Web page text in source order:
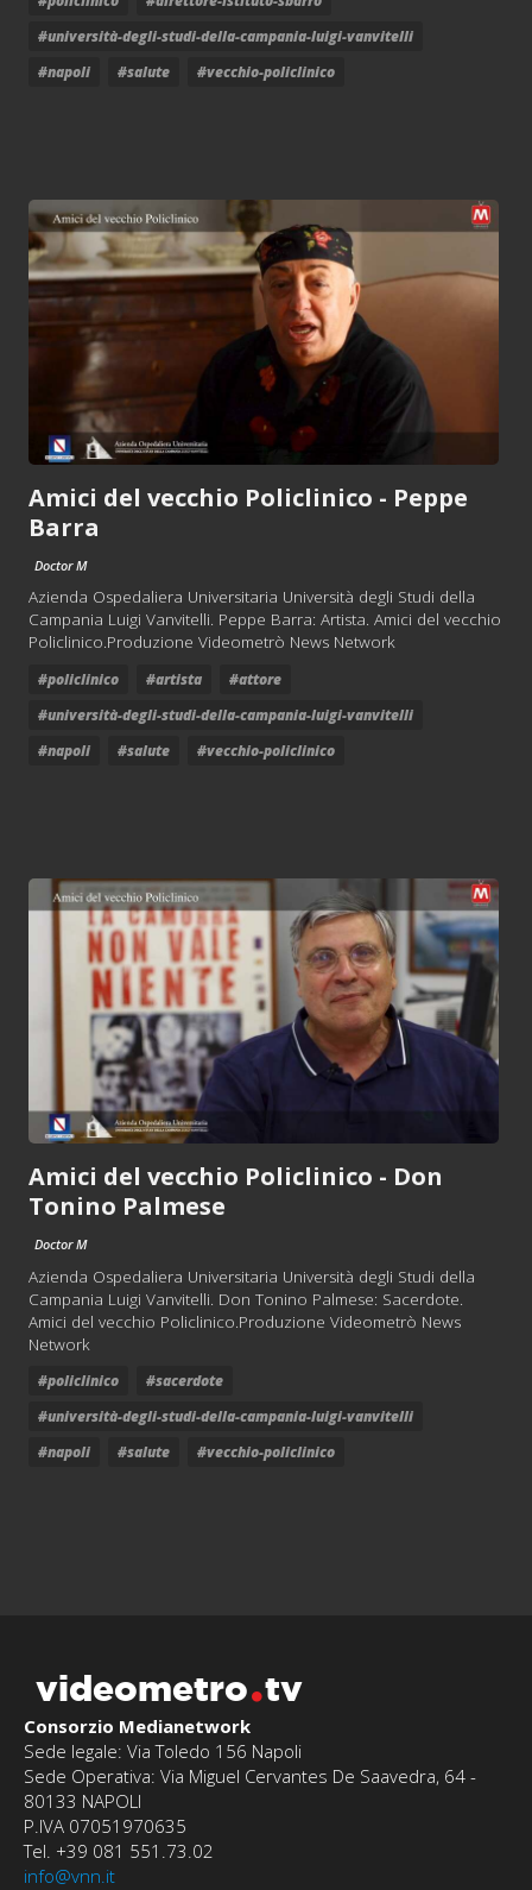
#università-degli-studi-della-campania-luigi-vanvitelli
#napoli
#salute #vecchio-policlinico
Amici del vecchio Policlinico - Peppe
Barra
Doctor M
Azienda Ospedaliera Universitaria Università degli Studi della
Campania Luigi Vanvitelli. Peppe Barra: Artista. Amici del vecchio
Policlinico.Produzione Videometrò News Network
#policlinico #artista
#attore
#università-degli-studi-della-campania-luigi-vanvitelli
#napoli
#salute #vecchio-policlinico
Amici del vecchio Policlinico - Don
Tonino Palmese
Doctor M
Azienda Ospedaliera Universitaria Università degli Studi della
Campania Luigi Vanvitelli. Don Tonino Palmese: Sacerdote.
Amici del vecchio Policlinico.Produzione Videometrò News
Network
#policlinico
#sacerdote
#università-degli-studi-della-campania-luigi-vanvitelli
#napoli
#salute #vecchio-policlinico
videometro tv
Consorzio Medianetwork
Sede legale: Via Toledo 156 Napoli
Sede Operativa: Via Miguel Cervantes De Saavedra, 64 -
80133 NAPOLI
P.IVA 07051970635
Tel. +39 081 551.73.02
info@vnn.it